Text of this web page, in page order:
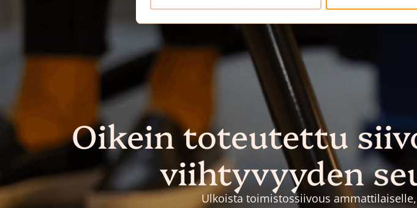
Oikein toteutettu
viihtyvyyden
Ulkoista toimistossiivous